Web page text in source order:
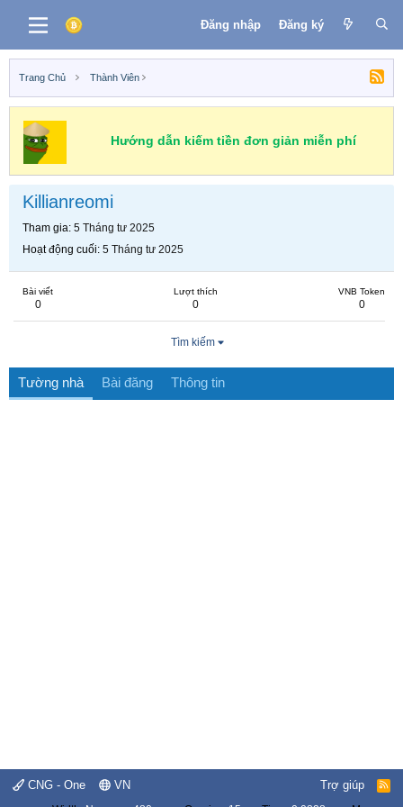
Đăng nhập Đăng ký
Trang Chủ Thành Viên
Hướng dẫn kiếm tiền đơn giản miễn phí
Killianreomi
Tham gia 5 Tháng tư 2025
Hoạt động cuối 5 Tháng tư 2025
Bài viết
0
Lượt thích
0
VNB Token
0
Tìm kiếm
Tường nhà Bài đăng Thông tin
CNG - One VN Trợ giúp
R